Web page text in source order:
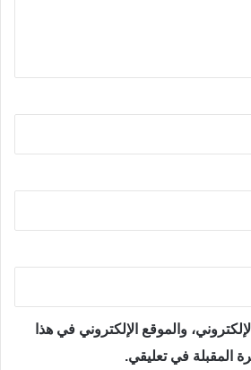
والموقع الإلكتروني في هذا
المقبلة في تعليقي.